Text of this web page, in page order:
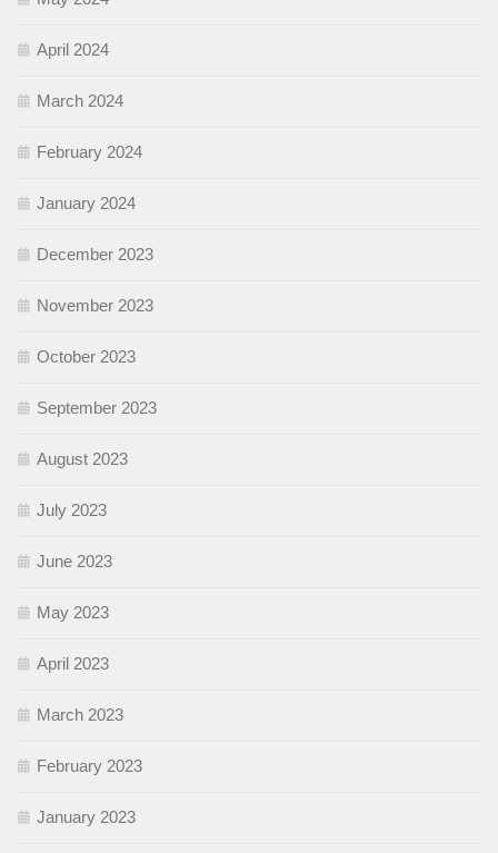
April 2024
March 2024
February 2024
January 2024
December 2023
November 2023
October 2023
September 2023
August 2023
July 2023
June 2023
May 2023
April 2023
March 2023
February 2023
January 2023